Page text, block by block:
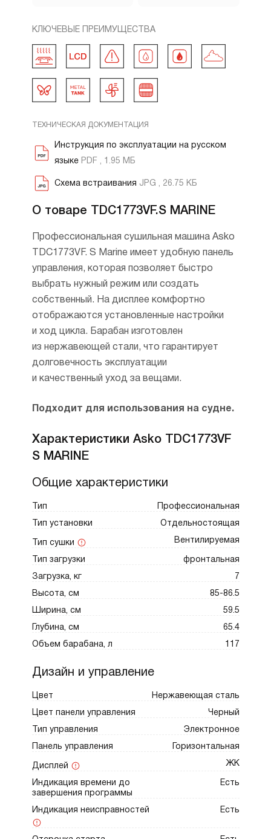
КЛЮЧЕВЫЕ ПРЕИМУЩЕСТВА
ТЕХНИЧЕСКАЯ ДОКУМЕНТАЦИЯ
Инструкция по эксплуатации на русском
языке PDF , 1.95 МБ
Схема встраивания JPG , 26.75 КБ
О товаре TDC1773VF.S MARINE
Профессиональная сушильная машина Asko
TDC1773VF. S Marine имеет удобную панель
управления, которая позволяет быстро
выбрать нужный режим или создать
собственный. На дисплее комфортно
отображаются установленные настройки
и ход цикла. Барабан изготовлен
из нержавеющей стали, что гарантирует
долговечность эксплуатации
и качественный уход за вещами.
Подходит для использования на судне.
Характеристики Asko TDC1773VF
S MARINE
Общие характеристики
Тип Профессиональная
Тип установки Отдельностоящая
Тип сушки Вентилируемая
Тип загрузки фронтальная
Загрузка, кг 7
Высота, см 85-86.5
Ширина, см 59.5
Глубина, см 65.4
Объем барабана, л 117
Дизайн и управление
Цвет Нержавеющая сталь
Цвет панели управления Черный
Тип управления Электронное
Панель управления Горизонтальная
Дисплей ЖК
Индикация времени до
завершения программы
Есть
Индикация неисправностей Есть